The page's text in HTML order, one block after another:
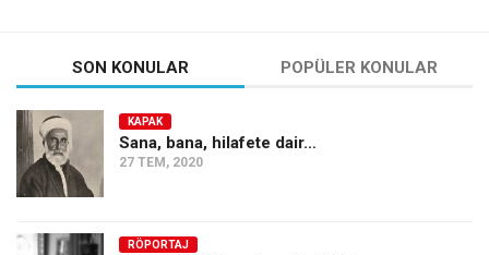
SON KONULAR POPÜLER KONULAR
KAPAK
Sana, bana, hilafete dair…
27 TEM, 2020
RÖPORTAJ